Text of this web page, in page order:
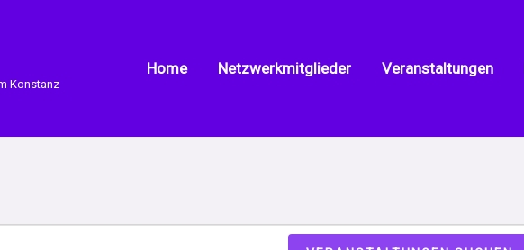
Konstanz
Home Netzwerkmitglieder Veranstaltungen